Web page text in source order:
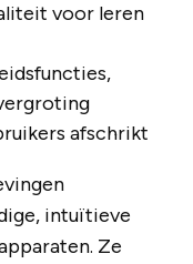
voor leren
afschrikt
intuïtieve
Ze